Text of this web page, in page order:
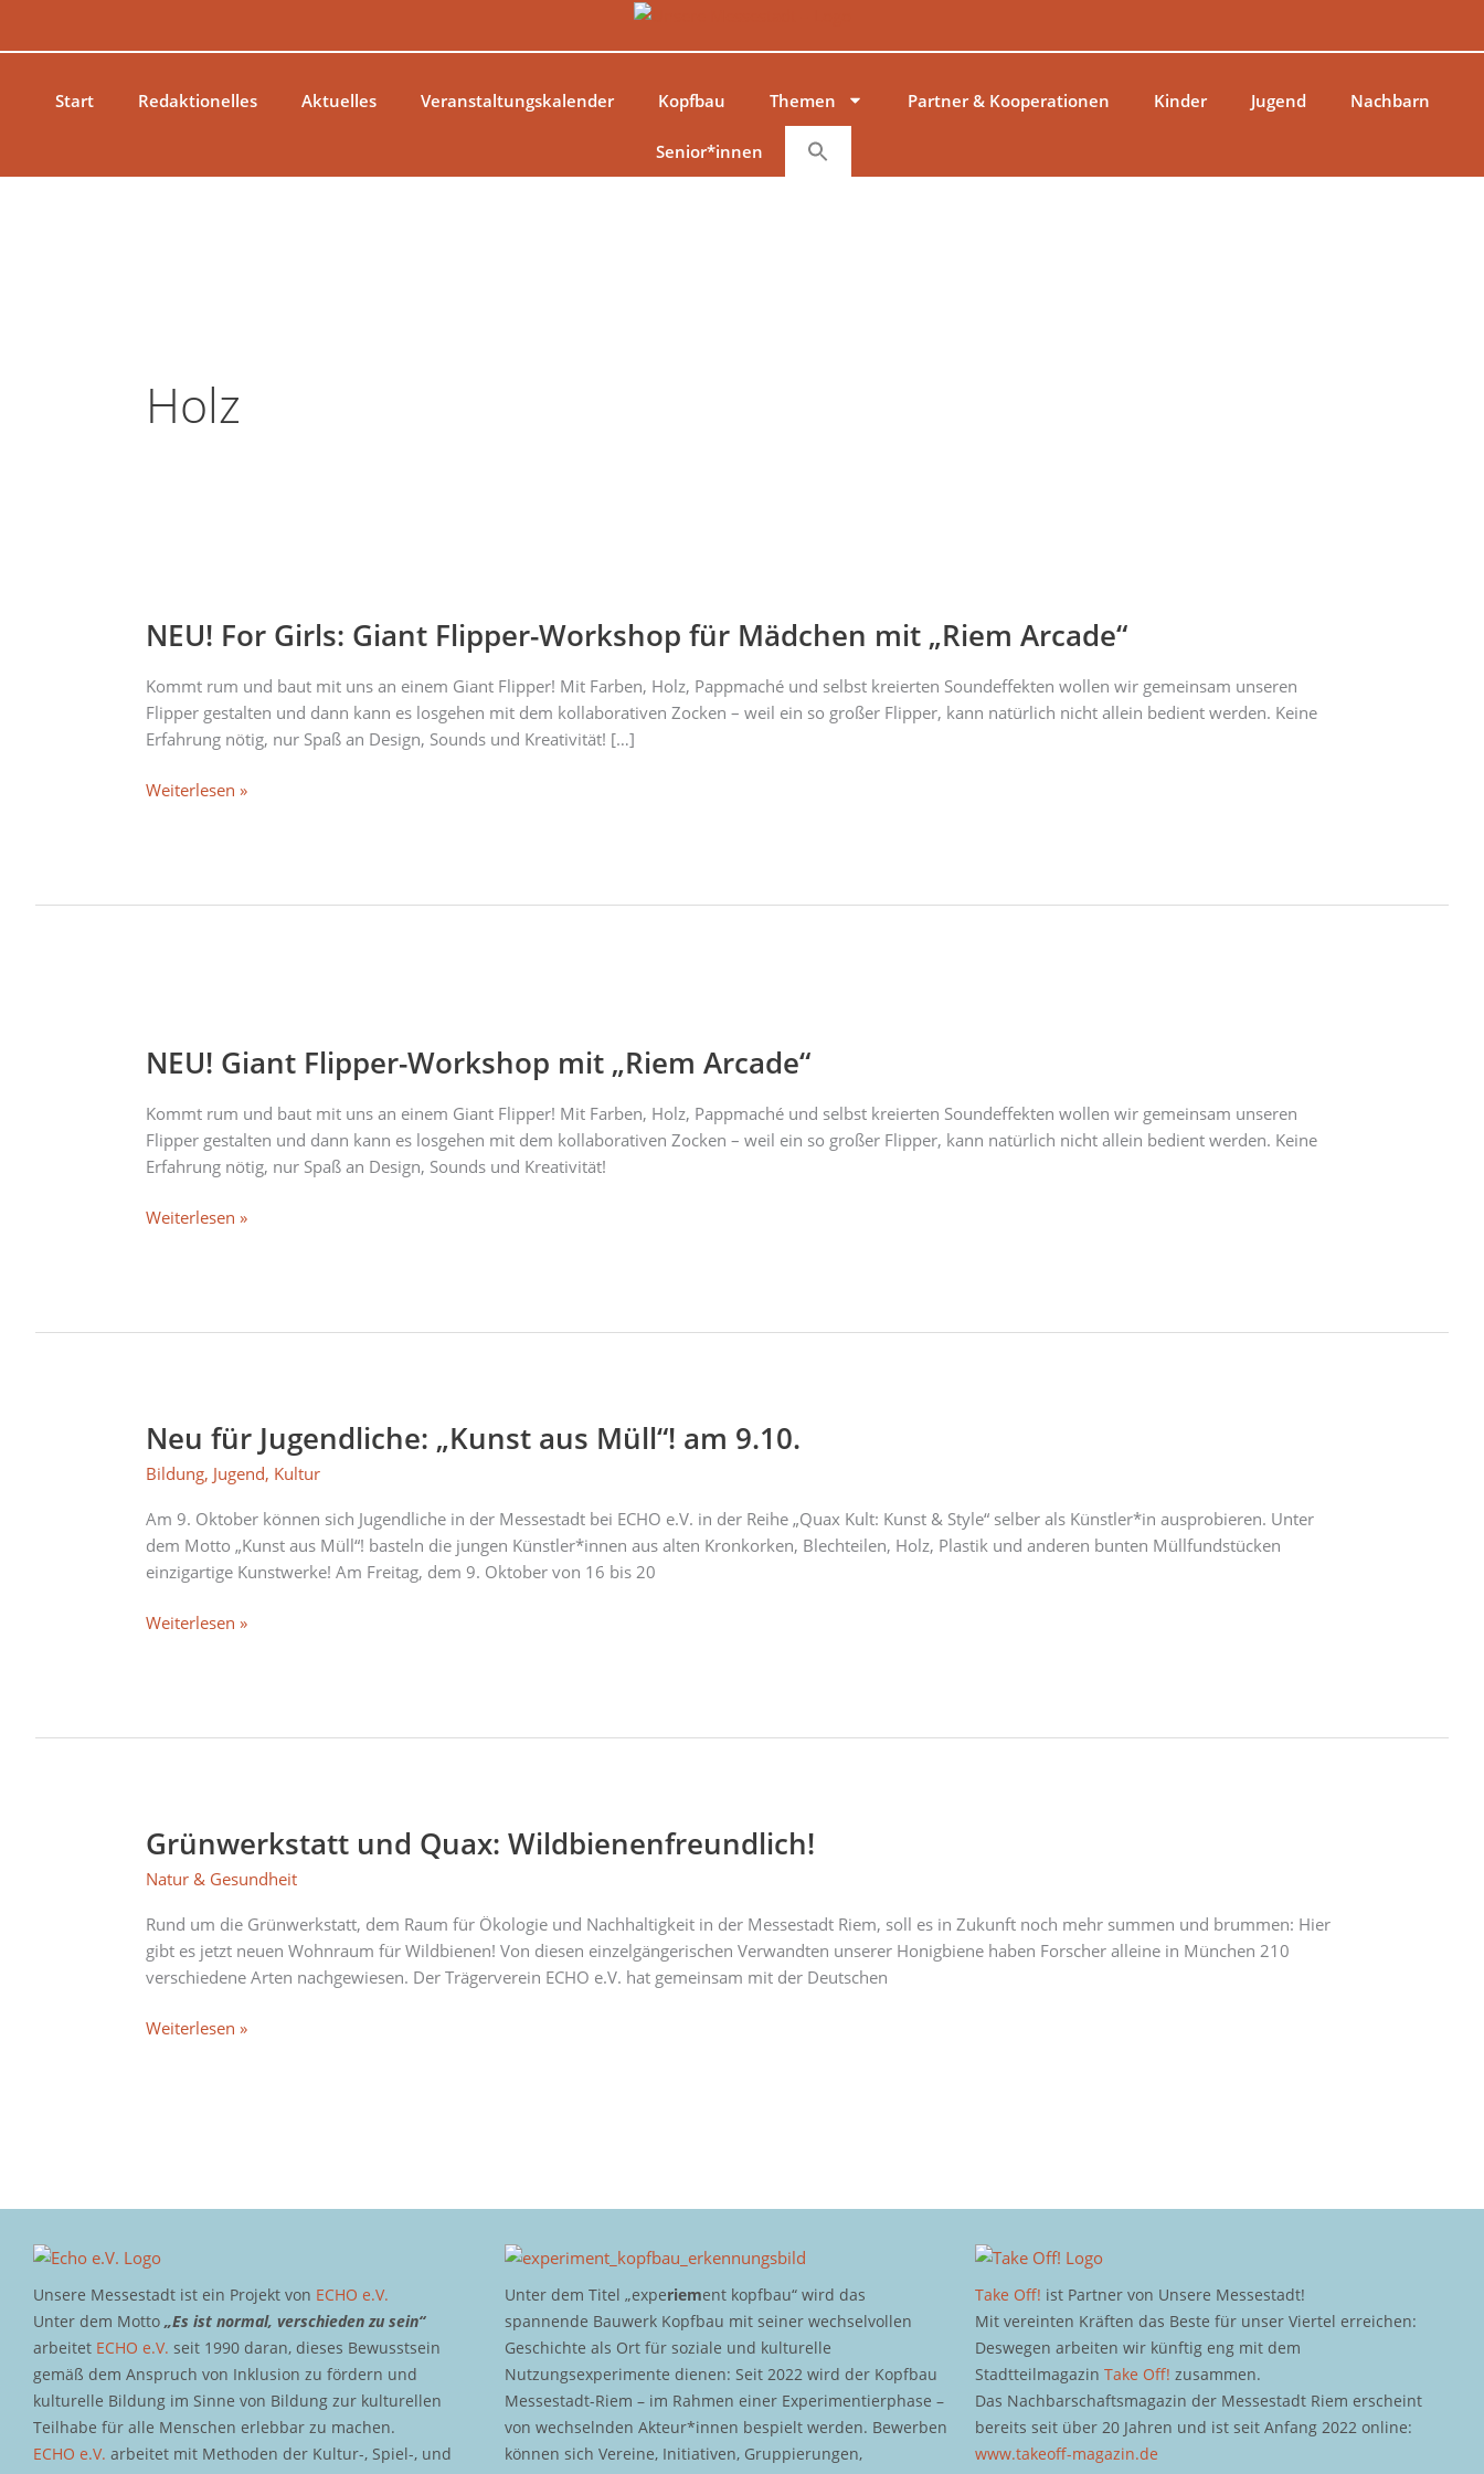
Start
Redaktionelles Aktuelles Veranstaltungskalender Kopfbau Themen Partner & Kooperationen Kinder Jugend Nachbarn
Senior*innen
Holz
NEU! For Girls: Giant Flipper-Workshop für Mädchen mit „Riem Arcade“
Kommt rum und baut mit uns an einem Giant Flipper! Mit Farben, Holz, Pappmaché und selbst kreierten Soundeffekten wollen wir gemeinsam unseren
Flipper gestalten und dann kann es losgehen mit dem kollaborativen Zocken – weil ein so großer Flipper, kann natürlich nicht allein bedient werden. Keine
Erfahrung nötig, nur Spaß an Design, Sounds und Kreativität! […]
Girls:
Flipper-
Workshop
für
mit
Weiterlesen »
NEU! Giant Flipper-Workshop mit „Riem Arcade“
Kommt rum und baut mit uns an einem Giant Flipper! Mit Farben, Holz, Pappmaché und selbst kreierten Soundeffekten wollen wir gemeinsam unseren
Flipper gestalten und dann kann es losgehen mit dem kollaborativen Zocken – weil ein so großer Flipper, kann natürlich nicht allein bedient werden. Keine
Erfahrung nötig, nur Spaß an Design, Sounds und Kreativität!
Flipper-
mit
„Riem
Arcade“
Weiterlesen »
Neu für Jugendliche: „Kunst aus Müll“! am 9.10.
Bildung, Jugend, Kultur
Am 9. Oktober können sich Jugendliche in der Messestadt bei ECHO e.V. in der Reihe „Quax Kult: Kunst & Style“ selber als Künstler*in ausprobieren. Unter
dem Motto „Kunst aus Müll“! basteln die jungen Künstler*innen aus alten Kronkorken, Blechteilen, Holz, Plastik und anderen bunten Müllfundstücken
einzigartige Kunstwerke! Am Freitag, dem 9. Oktober von 16 bis 20
Neu
Jugendliche:
„Kunst
aus
Müll“!
9.10.
Weiterlesen »
Grünwerkstatt und Quax: Wildbienenfreundlich!
Natur & Gesundheit
Rund um die Grünwerkstatt, dem Raum für Ökologie und Nachhaltigkeit in der Messestadt Riem, soll es in Zukunft noch mehr summen und brummen: Hier
gibt es jetzt neuen Wohnraum für Wildbienen! Von diesen einzelgängerischen Verwandten unserer Honigbiene haben Forscher alleine in München 210
verschiedene Arten nachgewiesen. Der Trägerverein ECHO e.V. hat gemeinsam mit der Deutschen
Grünwerkstatt
Quax:
Wildbienenfreundlich!
Weiterlesen »
Unsere Messestadt ist ein Projekt von ECHO e.V.
Unter dem Motto „Es ist normal, verschieden zu sein“
arbeitet ECHO e.V. seit 1990 daran, dieses Bewusstsein
gemäß dem Anspruch von Inklusion zu fördern und
kulturelle Bildung im Sinne von Bildung zur kulturellen
Teilhabe für alle Menschen erlebbar zu machen.
ECHO e.V. arbeitet mit Methoden der Kultur-, Spiel-, und
Unter dem Titel „experiement kopfbau“ wird das
spannende Bauwerk Kopfbau mit seiner wechselvollen
Geschichte als Ort für soziale und kulturelle
Nutzungsexperimente dienen: Seit 2022 wird der Kopfbau
Messestadt-Riem – im Rahmen einer Experimentierphase –
von wechselnden Akteur*innen bespielt werden. Bewerben
können sich Vereine, Initiativen, Gruppierungen,
Take Off! ist Partner von Unsere Messestadt!
Mit vereinten Kräften das Beste für unser Viertel erreichen:
Deswegen arbeiten wir künftig eng mit dem
StadtteilmagazinTake Off! zusammen.
Das Nachbarschaftsmagazin der Messestadt Riem erscheint
bereits seit über 20 Jahren und ist seit Anfang 2022 online:
www.takeoff-magazin.de